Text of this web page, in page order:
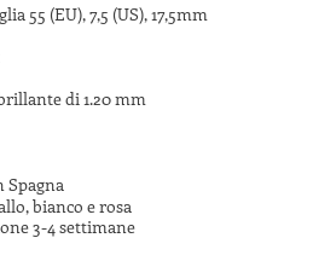
55 (EU), 7,5 (US), 17,5mm
di 1.20 mm
Spagna
bianco e rosa
3-4 settimane